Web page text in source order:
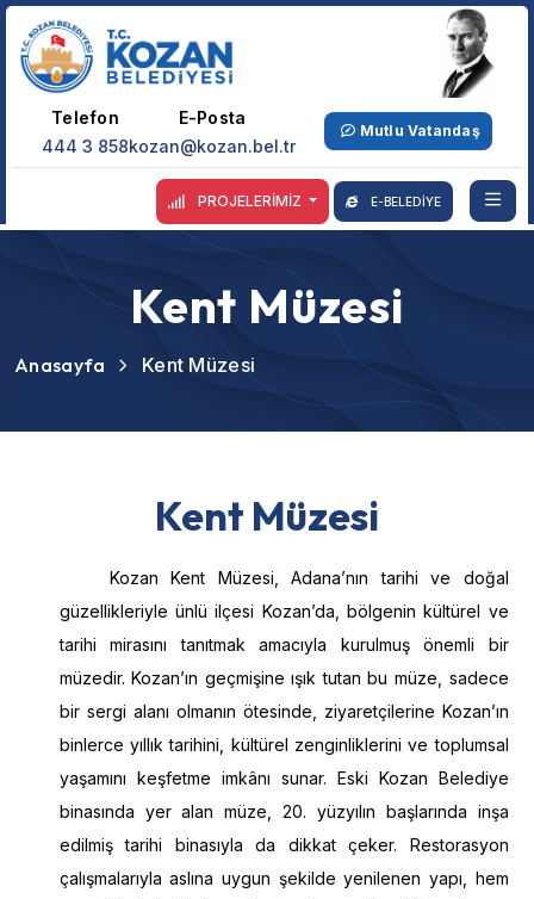
Telefon
444 3 858
E-Posta
kozan@kozan.bel.tr
Mutlu Vatandaş
PROJELERİMİZ E-BELEDİYE
Kent Müzesi
Anasayfa Kent Müzesi
Kent Müzesi
Kozan Kent Müzesi, Adana’nın tarihi ve doğal
güzellikleriyle ünlü ilçesi Kozan’da, bölgenin kültürel ve
tarihi mirasını tanıtmak amacıyla kurulmuş önemli bir
müzedir. Kozan’ın geçmişine ışık tutan bu müze, sadece
bir sergi alanı olmanın ötesinde, ziyaretçilerine Kozan’ın
binlerce yıllık tarihini, kültürel zenginliklerini ve toplumsal
yaşamını keşfetme imkânı sunar. Eski Kozan Belediye
binasında yer alan müze, 20. yüzyılın başlarında inşa
edilmiş tarihi binasıyla da dikkat çeker. Restorasyon
çalışmalarıyla aslına uygun şekilde yenilenen yapı, hem